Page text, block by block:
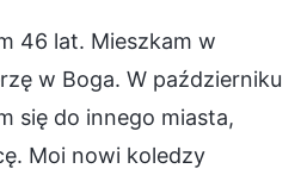
46 lat. Mieszkam w
w Boga. W październiku
się do innego miasta,
Moi nowi koledzy